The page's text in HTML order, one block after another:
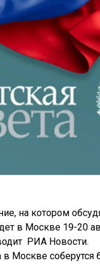
на котором
в Москве 19-20
РИА Новости.
в Москве